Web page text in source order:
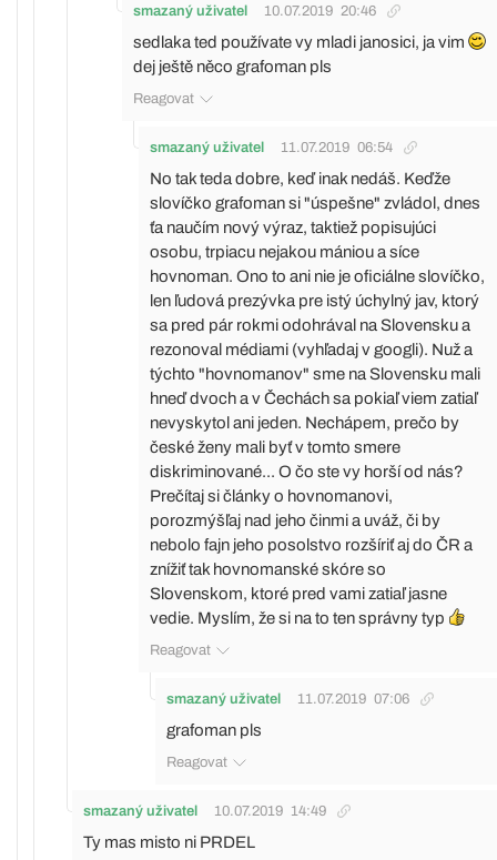
smazaný uživatel 10.07.2019 20:46
sedlaka ted používate vy mladi janosici, ja vim
dej ještě něco grafoman pls
Reagovat
smazaný uživatel 11.07.2019 06:54
No tak teda dobre, keď inak nedáš. Keďže
slovíčko grafoman si "úspešne" zvládol, dnes
ťa naučím nový výraz, taktiež popisujúci
osobu, trpiacu nejakou mániou a síce
hovnoman. Ono to ani nie je oficiálne slovíčko,
len ľudová prezývka pre istý úchylný jav, ktorý
sa pred pár rokmi odohrával na Slovensku a
rezonoval médiami (vyhľadaj v googli). Nuž a
týchto "hovnomanov" sme na Slovensku mali
hneď dvoch a v Čechách sa pokiaľ viem zatiaľ
nevyskytol ani jeden. Nechápem, prečo by
české ženy mali byť v tomto smere
diskriminované... O čo ste vy horší od nás?
Prečítaj si články o hovnomanovi,
porozmýšľaj nad jeho činmi a uváž, či by
nebolo fajn jeho posolstvo rozšíriť aj do ČR a
znížiť tak hovnomanské skóre so
Slovenskom, ktoré pred vami zatiaľ jasne
vedie. Myslím, že si na to ten správny typ
Reagovat
smazaný uživatel 11.07.2019 07:06
grafoman pls
Reagovat
smazaný uživatel 10.07.2019 14:49
Ty mas misto ni PRDEL